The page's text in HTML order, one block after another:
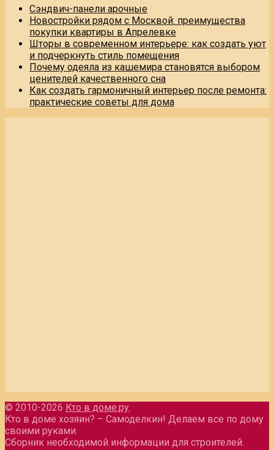
Сэндвич-панели арочные
Новостройки рядом с Москвой: преимущества
покупки квартиры в Апрелевке
Шторы в современном интерьере: как создать уют
и подчеркнуть стиль помещения
Почему одеяла из кашемира становятся выбором
ценителей качественного сна
Как создать гармоничный интерьер после ремонта:
практические советы для дома
© 2010-2026 Кто в доме.ру
Кто в доме хозяин? – Самоделкин! Делаем все по дому
своими руками.
Сборник необходимой информации для строителей.